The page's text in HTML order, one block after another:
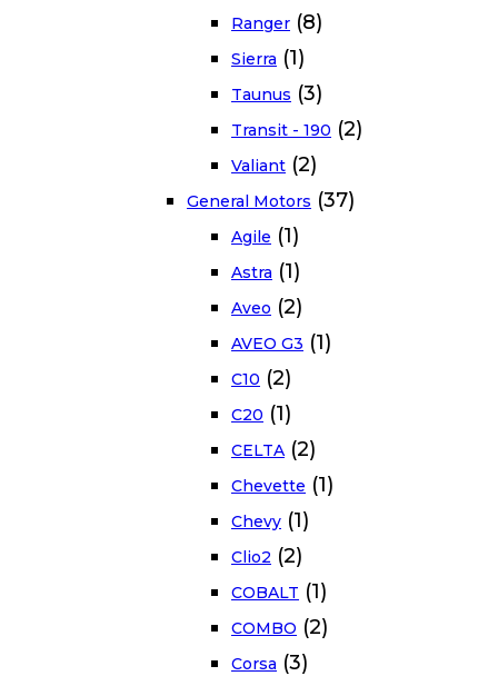
Ranger (8)
Sierra (1)
Taunus (3)
Transit - 190 (2)
Valiant (2)
General Motors (37)
Agile (1)
Astra (1)
Aveo (2)
AVEO G3 (1)
C10 (2)
C20 (1)
CELTA (2)
Chevette (1)
Chevy (1)
Clio2 (2)
COBALT (1)
COMBO (2)
Corsa (3)